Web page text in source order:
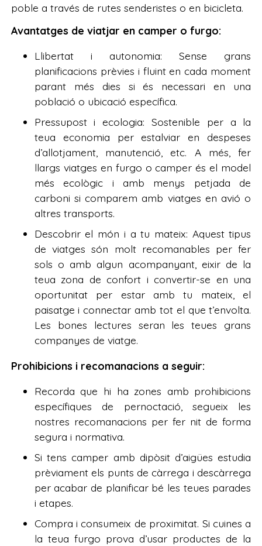
poble a través de rutes senderistes o en bicicleta.
Avantatges de viatjar en camper o furgo:
Llibertat i autonomia: Sense grans
planificacions prèvies i fluint en cada moment
parant més dies si és necessari en una
població o ubicació específica.
Pressupost i ecologia: Sostenible per a la
teua economia per estalviar en despeses
d’allotjament, manutenció, etc. A més, fer
llargs viatges en furgo o camper és el model
més ecològic i amb menys petjada de
carboni si comparem amb viatges en avió o
altres transports.
Descobrir el món i a tu mateix: Aquest tipus
de viatges són molt recomanables per fer
sols o amb algun acompanyant, eixir de la
teua zona de confort i convertir-se en una
oportunitat per estar amb tu mateix, el
paisatge i connectar amb tot el que t’envolta.
Les bones lectures seran les teues grans
companyes de viatge.
Prohibicions i recomanacions a seguir:
Recorda que hi ha zones amb prohibicions
específiques de pernoctació, segueix les
nostres recomanacions per fer nit de forma
segura i normativa.
Si tens camper amb dipòsit d’aigües estudia
prèviament els punts de càrrega i descàrrega
per acabar de planificar bé les teues parades
i etapes.
Compra i consumeix de proximitat. Si cuines a
la teua furgo prova d’usar productes de la